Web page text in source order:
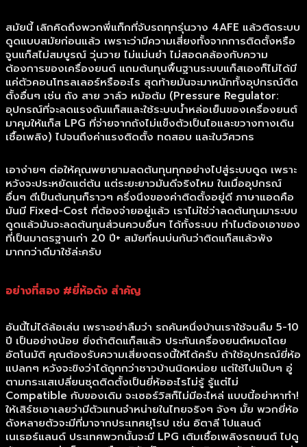
สมัยนี้ เลิกคิดถึงพวกพี่แท็กที่จับรถทุกรุ่นวาง 4AFE แล้วติดระบบ
ดูดแบบสมัยก่อนแล้ว เพราะว่ามีความเสี่ยงทั้งจากการติดตั้งหรือ
จูนแก็สไม่สมบูรณ์ วุ่นวาย ไม่แม่นยำ ไม่สอดคล้องกับความ
ต้องการของเครื่องยนต์ แถมต้นทุนพื้นฐานระบบแก็สเองก็ไม่ได้มี
แค่ตัวคอนโทรลเลอร์หรืออะไร สุดท้ายมันจะมาหนักทั้งอุปกรณ์ติด
ตั้งอื่นๆ เช่น ถัง สาย วาล์ว หม้อต้ม (Pressure Regulator:
อุปกรณ์ที่จะลดแรงดันแก็สและใช้ระบบน้ำหล่อเย็นของเครื่องยนต์
มาคุมให้แก็ส LPG ที่จ่ายจากถังไม่แข็งตัวเป็นไอและขวางทางเดิน
เชื้อเพลิง) ไปจนถึงค่าแรงติดตั้ง ทดสอบ และใบวิศวกร
เอาง่ายๆ ต่อให้คุณพยายามลดต้นทุนทุกอย่างไปสู่ระบบดูด เพราะ
หวังจะประหยัดแต่ต้น แต่ระยะยาวมันดีจริงไหม ในเมื่ออุปกรณ์
อื่นๆ ตีเป็นต้นทุนก็ราวๆ ครึ่งนึงของค่าติดตั้งอยู่ดี ภาษาแอดคือ
มันมี Fixed-Cost ที่ต้องจ่ายอยู่แล้ว เราไม่ใช่ว่าลดต้นทุนมาระบบ
ดูดแล้วมันจะลดต้นทุนส่วนควบอื่นๆ ได้ทั้งระบบ ทำไมต้องเอาของ
ที่เป็นมาตรฐานเก่า 20 ปี+ สมัยที่คนบ่นกันว่าติดแก็สแล้วพัง
มากกว่าดีมาใช้ล่ะครับ
อย่างที่สอง #ยี่ห้อดัง สำคัญ
อันนี้ไม่ได้ล้อเล่น เพราะอย่าลืมว่า รถคันหนึ่งบ้านเราใช้จนลืม 5-10
ปี เป็นอย่างน้อย ยิ่งถ้าติดแก็สแล้ว ประกันเครื่องยนต์หมดโดย
อัตโนมัติ คุณต้องรับความเสี่ยงตรงนี้ให้ได้ครับ ถ้าใช้อุปกรณ์ยี่ห้อ
แปลกๆ หวังจะขิงว่าได้ถูกกว่าชาวบ้านนิดหน่อย แต่ใช้ไปแป๊บๆ อู่
ตามกระแสเปลี่ยนชุดติดตั้งเป็นยี่ห้ออะไรไม่รู้ รู้แต่ไม่
Compatible กับของเดิม จะเซอร์วิสก็ไม่มีอะไหล่ แบบนี้อย่าหาทำ!
ให้เสิร์ชเอาเลยว่ามีตัวแทนจำหน่ายในไทยจริงๆ จังๆ มั้ย พวกยี่ห้อ
ดังหลายตัวจะมีที่มาจากประเทศยุโรป เช่น อิตาลี โปแลนด์
เนเธอร์แลนด์ ประเทศพวกนั้นจะมี LPG เติมเชื้อเพลิงรถยนต์ ไปดู